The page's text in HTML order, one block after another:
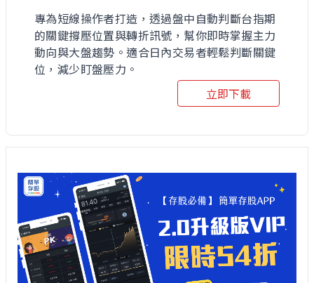
專為短線操作者打造，透過盤中自動判斷台指期
的關鍵撐壓位置與轉折訊號，幫你即時掌握主力
動向與大盤趨勢。適合日內交易者輕鬆判斷關鍵
位，減少盯盤壓力。
立即下載